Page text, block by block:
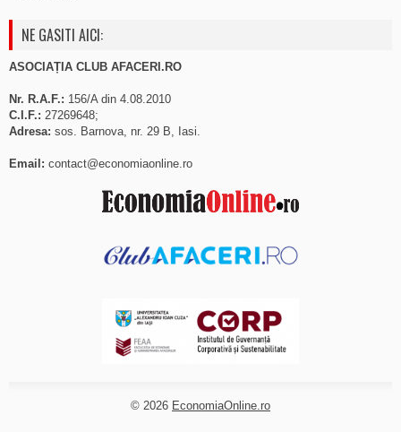
NE GASITI AICI:
ASOCIAȚIA CLUB AFACERI.RO
Nr. R.A.F.: 156/A din 4.08.2010
C.I.F.: 27269648;
Adresa: sos. Barnova, nr. 29 B, Iasi.
Email: contact@economiaonline.ro
© 2026 EconomiaOnline.ro